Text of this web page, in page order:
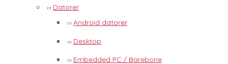
Datorer
Android datorer
Desktop
Embedded PC / Barebone